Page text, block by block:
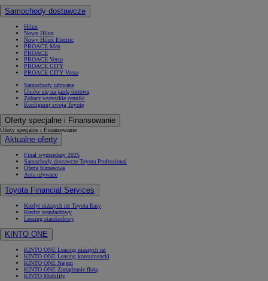
Samochody dostawcze
Hilux
Nowy Hilux
Nowy Hilux Electric
PROACE Max
PROACE
PROACE Verso
PROACE CITY
PROACE CITY Verso
Samochody używane
Umów się na jazdę testową
Zobacz wszystkie cenniki
Konfiguruj swoją Toyotę
Oferty specjalne i Finansowanie
Oferty specjalne i Finansowanie
Aktualne oferty
Finał wyprzedaży 2025
Samochody dostawcze Toyota Professional
Oferta biznesowa
Auta używane
Toyota Financial Services
Kredyt niższych rat Toyota Easy
Kredyt standardowy
Leasing standardowy
KINTO ONE
KINTO ONE Leasing niższych rat
KINTO ONE Leasing konsumencki
KINTO ONE Najem
KINTO ONE Zarządzanie flotą
KINTO Mobility